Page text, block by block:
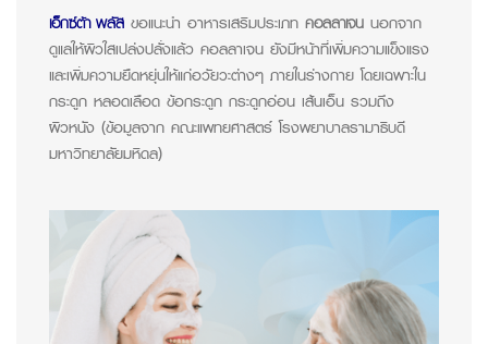
เอ็กซ์ต้า พลัส ขอแนะนำ อาหารเสริมประเภท คอลลาเจน นอกจาก
ดูแลให้ผิวใสเปล่งปลั่งแล้ว คอลลาเจน ยังมีหน้าที่เพิ่มความแข็งแรง
และเพิ่มความยืดหยุ่นให้แก่อวัยวะต่างๆ ภายในร่างกาย โดยเฉพาะใน
กระดูก หลอดเลือด ข้อกระดูก กระดูกอ่อน เส้นเอ็น รวมถึง
ผิวหนัง (ข้อมูลจาก คณะแพทยศาสตร์ โรงพยาบาลรามาธิบดี
มหาวิทยาลัยมหิดล)